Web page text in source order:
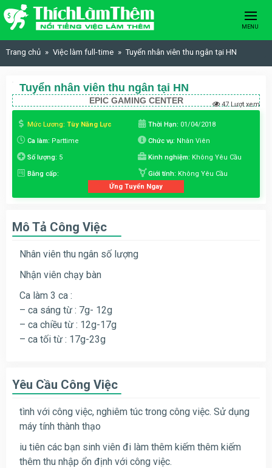
Skip to content
MENU
Trang chủ Việc làm full-time Tuyển nhân viên thu ngân tại HN
Tuyển nhân viên thu ngân tại HN
EPIC GAMING CENTER 47 Lượt xem
Mức Lương: Tùy Năng Lực Thời Hạn: 01/04/2018
Ca làm: Parttime Chức vụ: Nhân Viên
Số lượng: 5 Kinh nghiệm: Không Yêu Cầu
Bằng cấp: Giới tính: Không Yêu Cầu
Ứng Tuyển Ngay
Mô Tả Công Việc
Nhân viên thu ngân số lượng
Nhận viên chạy bàn
Ca làm 3 ca :
– ca sáng từ : 7g- 12g
– ca chiều từ : 12g-17g
– ca tối từ : 17g-23g
Yêu Cầu Công Việc
tình với công việc, nghiêm túc trong công việc. Sử dụng
máy tính thành thạo
iu tiên các bạn sinh viên đi làm thêm kiếm thêm kiếm
thêm thu nhập ổn định với công việc.